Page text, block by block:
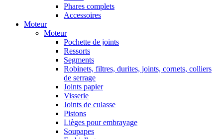
Phares complets
Accessoires
Moteur
Moteur
Pochette de joints
Ressorts
Segments
Robinets, filtres, durites, joints, cornets, colliers
de serrage
Joints papier
Visserie
Joints de culasse
Pistons
Lièges pour embrayage
Soupapes